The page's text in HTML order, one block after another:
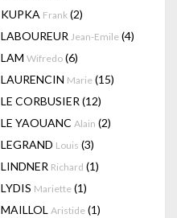
KUPKA Frank (2)
LABOUREUR Jean-Emile (4)
LAM Wifredo (6)
LAURENCIN Marie (15)
LE CORBUSIER (12)
LE YAOUANC Alain (2)
LEGRAND Louis (3)
LINDNER Richard (1)
LYDIS Mariette (1)
MAILLOL Aristide (1)